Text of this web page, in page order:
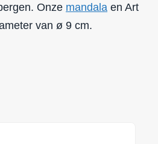
Onze mandala en Art
van ø 9 cm.